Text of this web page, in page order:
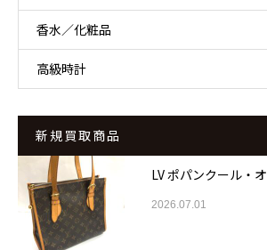
香水／化粧品
高級時計
新規買取商品
LV ポパンクール・オ
2026.07.01